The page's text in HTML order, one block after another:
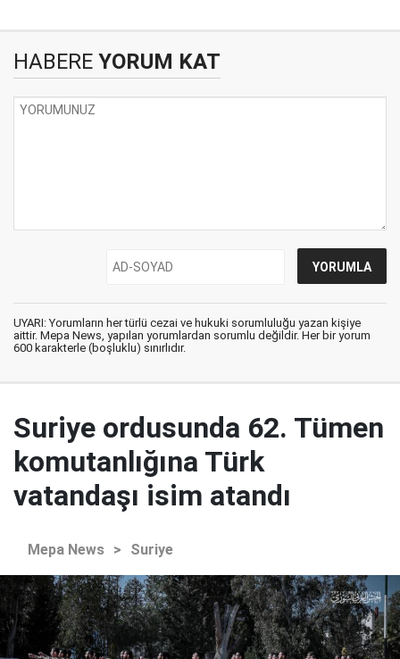
HABERE YORUM KAT
UYARI: Yorumların her türlü cezai ve hukuki sorumluluğu yazan kişiye
aittir. Mepa News, yapılan yorumlardan sorumlu değildir. Her bir yorum
600 karakterle (boşluklu) sınırlıdır.
Suriye ordusunda 62. Tümen
komutanlığına Türk
vatandaşı isim atandı
Mepa News > Suriye